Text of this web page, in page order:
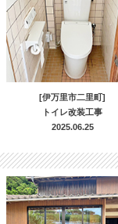
[伊万里市二里町]
トイレ改装工事
2025.06.25